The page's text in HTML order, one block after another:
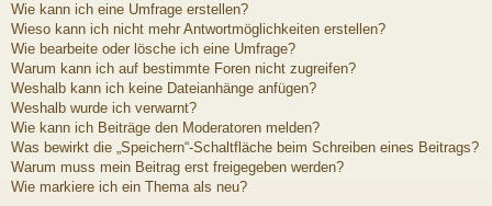
Wie kann ich eine Umfrage erstellen?
Wieso kann ich nicht mehr Antwortmöglichkeiten erstellen?
Wie bearbeite oder lösche ich eine Umfrage?
Warum kann ich auf bestimmte Foren nicht zugreifen?
Weshalb kann ich keine Dateianhänge anfügen?
Weshalb wurde ich verwarnt?
Wie kann ich Beiträge den Moderatoren melden?
Was bewirkt die „Speichern“-Schaltfläche beim Schreiben eines Beitrags?
Warum muss mein Beitrag erst freigegeben werden?
Wie markiere ich ein Thema als neu?